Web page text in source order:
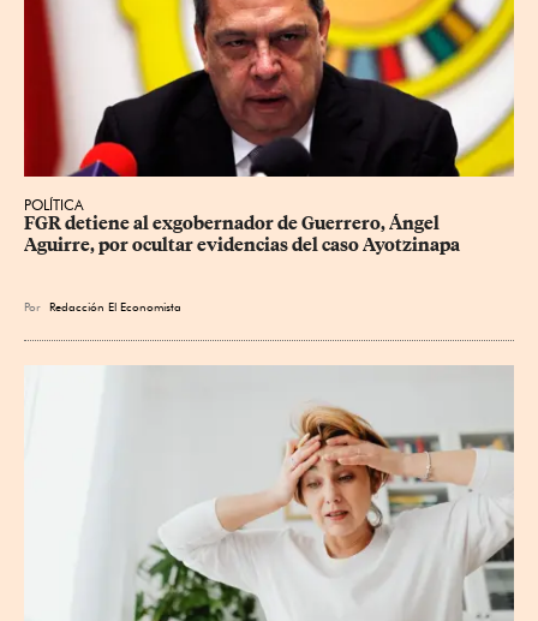
POLÍTICA
FGR detiene al exgobernador de Guerrero, Ángel
Aguirre, por ocultar evidencias del caso Ayotzinapa
Por Redacción El Economista